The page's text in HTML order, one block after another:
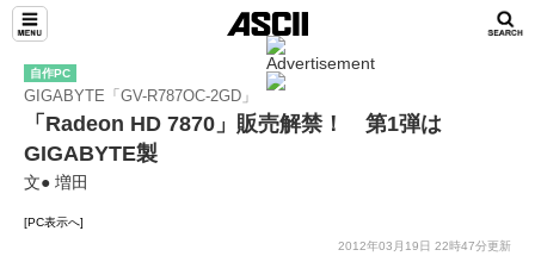
自作PC
GIGABYTE「GV-R787OC-2GD」
「Radeon HD 7870」販売解禁！ 第1弾は
GIGABYTE製
文● 増田
[PC表示へ]
2012年03月19日 22時47分更新